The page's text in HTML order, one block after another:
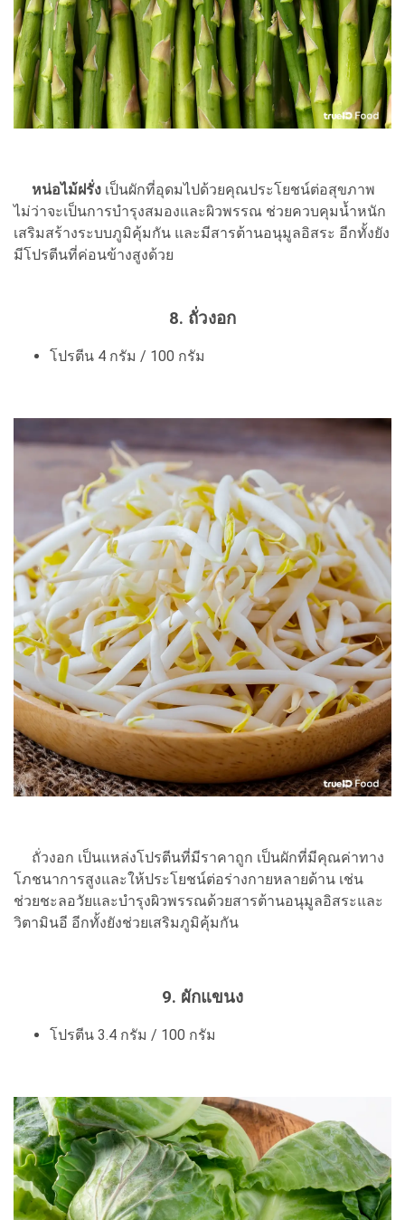
หน่อไม้ฝรั่ง เป็นผักที่อุดมไปด้วยคุณประโยชน์ต่อสุขภาพ
ไม่ว่าจะเป็นการบำรุงสมองและผิวพรรณ ช่วยควบคุมน้ำหนัก
เสริมสร้างระบบภูมิคุ้มกัน และมีสารต้านอนุมูลอิสระ อีกทั้งยัง
มีโปรตีนที่ค่อนข้างสูงด้วย
8. ถั่วงอก
โปรตีน 4 กรัม / 100 กรัม
ถั่วงอก เป็นแหล่งโปรตีนที่มีราคาถูก เป็นผักที่มีคุณค่าทาง
โภชนาการสูงและให้ประโยชน์ต่อร่างกายหลายด้าน เช่น
ช่วยชะลอวัยและบำรุงผิวพรรณด้วยสารต้านอนุมูลอิสระและ
วิตามินอี อีกทั้งยังช่วยเสริมภูมิคุ้มกัน
9. ผักแขนง
โปรตีน 3.4 กรัม / 100 กรัม